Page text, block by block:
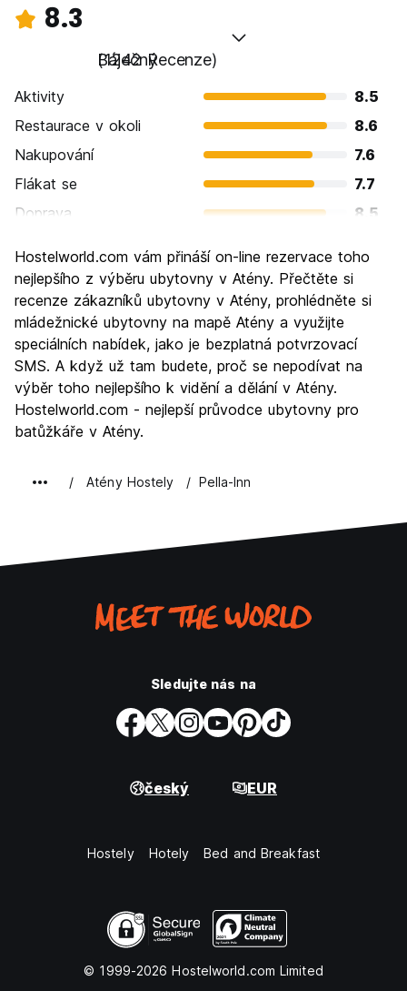
8.3
Báječný
(1242 Recenze)
Aktivity
8.5
Restaurace v okoli
8.6
Nakupování
7.6
Flákat se
7.7
Doprava
8.5
Kultura
Noční život
7.5
Hodnota za peníze
Hostelworld.com vám přináší on-line rezervace toho
nejlepšího z výběru ubytovny v Atény. Přečtěte si
recenze zákazníků ubytovny v Atény, prohlédněte si
mládežnické ubytovny na mapě Atény a využijte
speciálních nabídek, jako je bezplatná potvrzovací
SMS. A když už tam budete, proč se nepodívat na
výběr toho nejlepšího k vidění a dělání v Atény.
Hostelworld.com - nejlepší průvodce ubytovny pro
batůžkáře v Atény.
Atény Hostely Pella-Inn
Sledujte nás na
český EUR
Hostely Hotely Bed and Breakfast
© 1999-2026 Hostelworld.com Limited